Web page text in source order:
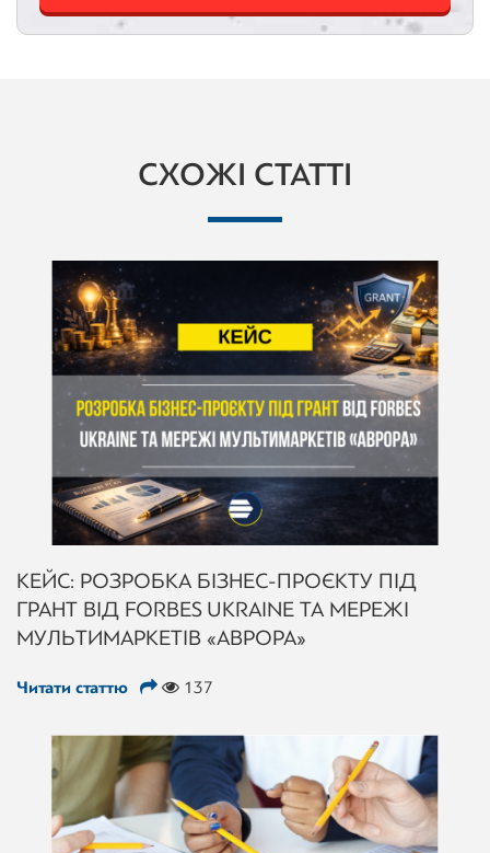
СХОЖІ СТАТТІ
КЕЙС: РОЗРОБКА БІЗНЕС-ПРОЄКТУ ПІД
ГРАНТ ВІД FORBES UKRAINE ТА МЕРЕЖІ
МУЛЬТИМАРКЕТІВ «АВРОРА»
Читати статтю 137